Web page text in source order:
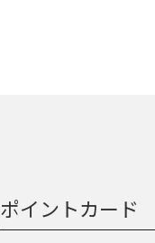
ポイントカード